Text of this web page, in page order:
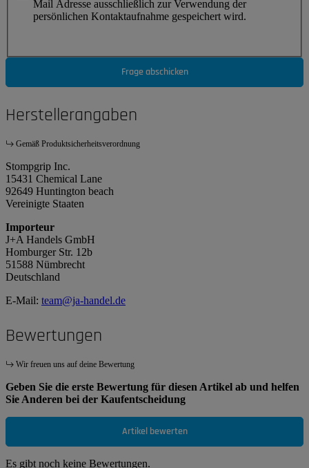
Mail Adresse ausschließlich zur Verwendung der
persönlichen Kontaktaufnahme gespeichert wird.
Frage abschicken
Herstellerangaben
Gemäß Produktsicherheitsverordnung
Stompgrip Inc.
15431 Chemical Lane
92649 Huntington beach
Vereinigte Staaten
Importeur
J+A Handels GmbH
Homburger Str. 12b
51588 Nümbrecht
Deutschland
E-Mail: team@ja-handel.de
Bewertungen
Wir freuen uns auf deine Bewertung
Geben Sie die erste Bewertung für diesen Artikel ab und helfen
Sie Anderen bei der Kaufentscheidung
Artikel bewerten
Es gibt noch keine Bewertungen.